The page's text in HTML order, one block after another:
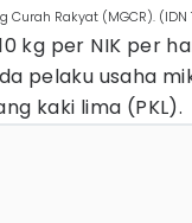
Curah Rakyat (MGCR).
kg per NIK per
pelaku usaha
kaki lima (PKL).